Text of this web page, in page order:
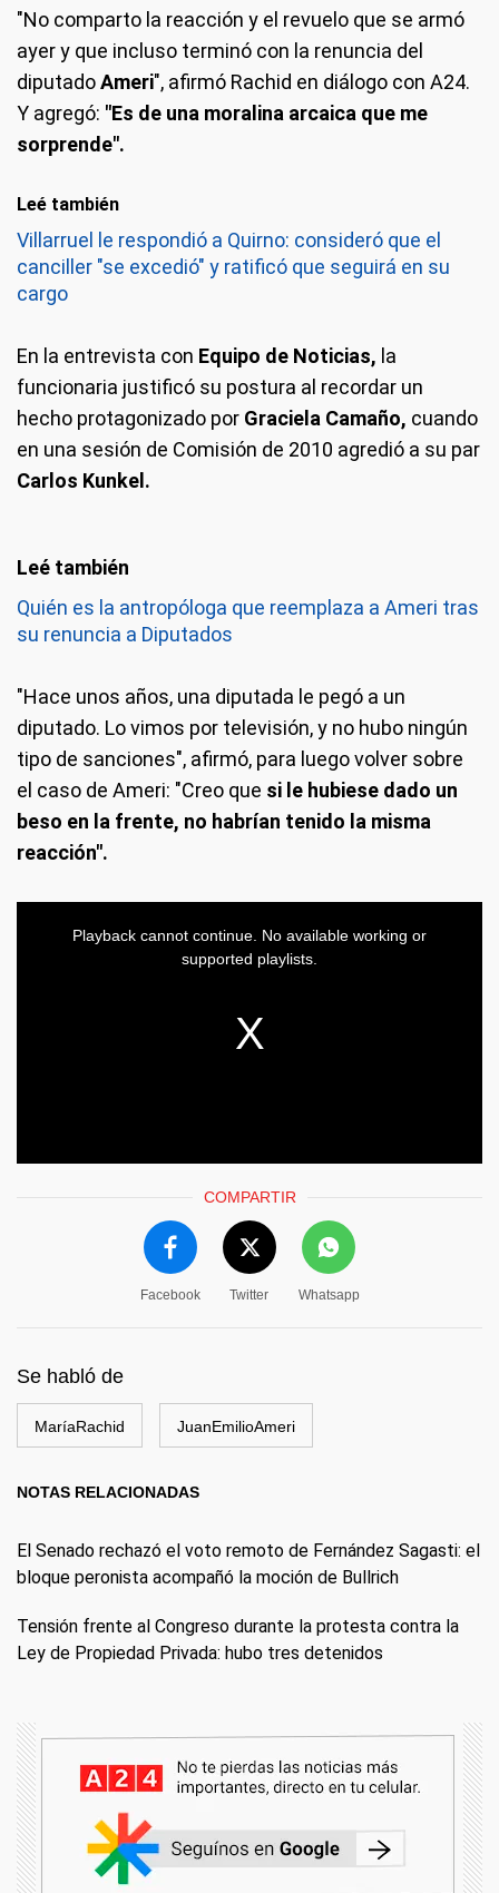
"No comparto la reacción y el revuelo que se armó
ayer y que incluso terminó con la renuncia del
diputadoAmeri", afirmó Rachid en diálogo con A24.
Y agregó: "Es de una moralina arcaica que me
sorprende".
Leé también
Villarruel le respondió a Quirno: consideró que el
canciller "se excedió" y ratificó que seguirá en su
cargo
En la entrevista con Equipo de Noticias, la
funcionaria justificó su postura al recordar un
hecho protagonizado por Graciela Camaño, cuando
en una sesión de Comisión de 2010 agredió a su par
Carlos Kunkel.
Quién es la antropóloga que reemplaza a Ameri tras
su renuncia a Diputados
"Hace unos años, una diputada le pegó a un
diputado. Lo vimos por televisión, y no hubo ningún
tipo de sanciones", afirmó, para luego volver sobre
el caso de Ameri: "Creo que si le hubiese dado un
beso en la frente, no habrían tenido la misma
reacción".
COMPARTIR
Facebook Twitter Whatsapp
Se habló de
MaríaRachid JuanEmilioAmeri
NOTAS RELACIONADAS
El Senado rechazó el voto remoto de Fernández Sagasti: el
bloque peronista acompañó la moción de Bullrich
Tensión frente al Congreso durante la protesta contra la
Ley de Propiedad Privada: hubo tres detenidos